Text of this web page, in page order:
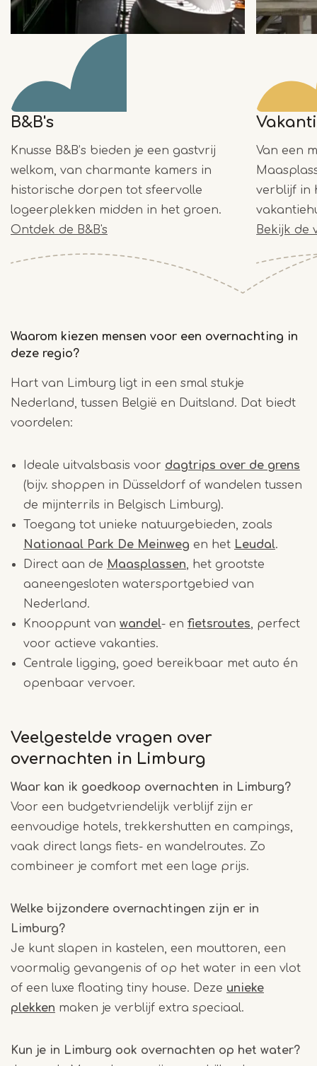
B&B's
Knusse B&B’s bieden je een gastvrij
welkom, van charmante kamers in
historische dorpen tot sfeervolle
logeerplekken midden in het groen.
Ontdek de B&B's
Van een
verblijf in
Bekijk de
Waarom kiezen mensen voor een overnachting in
deze regio?
Hart van Limburg ligt in een smal stukje
Nederland, tussen België en Duitsland. Dat biedt
voordelen:
Ideale uitvalsbasis voor dagtrips over de grens
(bijv. shoppen in Düsseldorf of wandelen tussen
de mijnterrils in Belgisch Limburg).
Toegang tot unieke natuurgebieden, zoals
Nationaal Park De Meinweg en het Leudal.
Direct aan de Maasplassen, het grootste
aaneengesloten watersportgebied van
Nederland.
Knooppunt van wandel- en fietsroutes, perfect
voor actieve vakanties.
Centrale ligging, goed bereikbaar met auto én
openbaar vervoer.
Veelgestelde vragen over
overnachten in Limburg
Waar kan ik goedkoop overnachten in Limburg?
Voor een budgetvriendelijk verblijf zijn er
eenvoudige hotels, trekkershutten en campings,
vaak direct langs fiets- en wandelroutes. Zo
combineer je comfort met een lage prijs.
Welke bijzondere overnachtingen zijn er in
Limburg?
Je kunt slapen in kastelen, een mouttoren, een
voormalig gevangenis of op het water in een vlot
of een luxe floating tiny house. Deze unieke
plekken maken je verblijf extra speciaal.
Kun je in Limburg ook overnachten op het water?